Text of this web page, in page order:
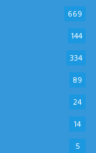
669
144
334
89
24
14
5